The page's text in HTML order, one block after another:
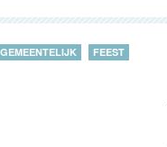
GEMEENTELIJK FEEST